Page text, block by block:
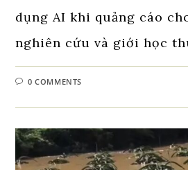
dụng AI khi quảng cáo
nghiên cứu và giới học
0 COMMENTS